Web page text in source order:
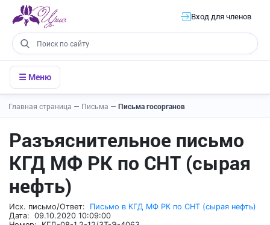
Вход для членов
☰ Меню
Главная страница — Письма — Письма госорганов
Разъяснительное письмо
КГД МФ РК по СНТ (сырая
нефть)
Исх. письмо/Ответ: Письмо в КГД МФ РК по СНТ (сырая нефть)
Дата: 09.10.2020 10:09:00